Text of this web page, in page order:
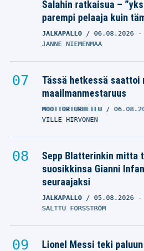
Salahin ratkaisua –
parempi pelaaja kuin
JALKAPALLO 06.08.2026 -
JANNE NIEMENMAA
Tässä hetkessä
maailmanmestaruus
MOOTTORIURHEILU
VILLE HIRVONEN
Sepp Blatterinkin mitta
suosikkinsa Gianni
seuraajaksi
JALKAPALLO 05.08.2026 -
SALTTU FORSSTRÖM
Lionel Messi teki